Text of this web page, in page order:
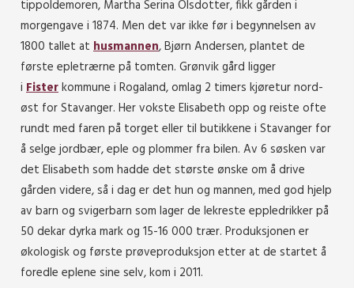
tippoldemoren, Martha Serina Olsdotter,fikk gården i
morgengave i 1874. Men det var ikke før i begynnelsen av
1800 tallet at husmannen, Bjørn Andersen, plantet de
første epletrærne på tomten. Grønvik gård ligger
i Fisterkommune i Rogaland, omlag 2 timers kjøretur nord-
øst for Stavanger. Her vokste Elisabeth opp og reiste ofte
rundt med faren på torget eller til butikkene i Stavanger for
å selge jordbær, eple og plommer fra bilen. Av 6 søsken var
det Elisabeth som hadde det største ønske om å drive
gården videre, så i dag er det hun og mannen, med god hjelp
av barn og svigerbarn som lager de lekreste eppledrikker på
50 dekar dyrka mark og 15-16 000 trær. Produksjonen er
økologisk og første prøveproduksjon etter at de startet å
foredle eplene sine selv, kom i 2011.